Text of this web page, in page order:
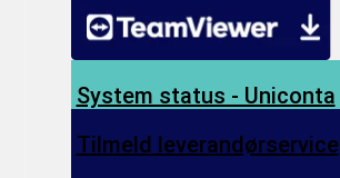
System status - Uniconta
Tilmeld leverandørservice